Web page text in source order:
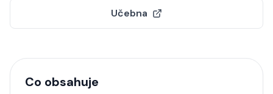
Učebna
Co obsahuje